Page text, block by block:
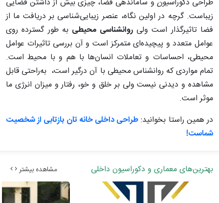
طراحی دکوراسیون و ساماندهی فضا، چیزی بیش از داشتن فضایی
زیباست. گرچه در اولین نگاه، عنصر زیبایی‌شناسی بر دریافت ما از
فضا تاثیرگذار است ولیروانشناسی محیطی به طور گسترده روی
عوامل متعدد و پیچیده‌ای متمرکز است و آن بررسی تاثیرات عوامل
محیطی، احساسات و تعاملات انسان‌ها با هم و با محیط است.
تمام مواردی که روانشناس محیطی با آن درگیر است، به‌راحتی قابل
مشاهده و دیدنی نیست ولی بر خلق و خو، رفتار و میزان انرژی ما
موثر است.
در همین راستا بخوانید:طراحی داخلی خانه تان بازتابی از شخصیت
شماست!
بهترین‌های معماری و دکوراسیون داخلی مشاهده بیشتر